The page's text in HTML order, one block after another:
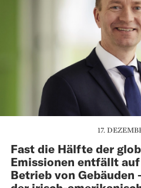
17.
Fast die Hälfte der
Emissionen entfällt
Betrieb von Gebäuden